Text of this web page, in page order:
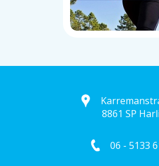
8861 SP
06 - 5133